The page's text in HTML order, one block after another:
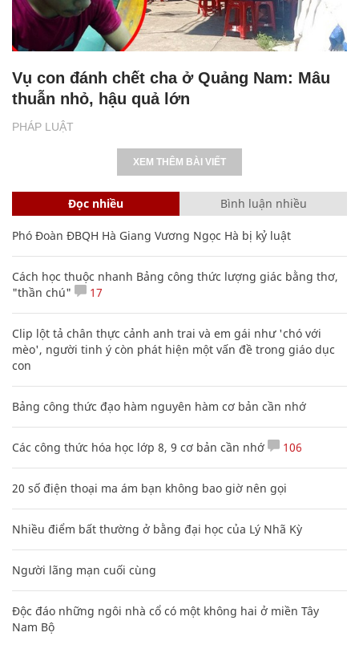
PHÁP LUẬT
Vụ con đánh chết cha ở Quảng Nam: Mâu
thuẫn nhỏ, hậu quả lớn
XEM THÊM BÀI VIẾT
Đọc nhiều Bình luận nhiều
Phó Đoàn ĐBQH Hà Giang Vương Ngọc Hà bị kỷ luật
Cách học thuộc nhanh Bảng công thức lượng giác bằng thơ,
"thần chú"
17
Clip lột tả chân thực cảnh anh trai và em gái như 'chó với
mèo', người tinh ý còn phát hiện một vấn đề trong giáo dục
con
Bảng công thức đạo hàm nguyên hàm cơ bản cần nhớ
Các công thức hóa học lớp 8, 9 cơ bản cần nhớ 106
20 số điện thoại ma ám bạn không bao giờ nên gọi
Nhiều điểm bất thường ở bằng đại học của Lý Nhã Kỳ
Người lãng mạn cuối cùng
Độc đáo những ngôi nhà cổ có một không hai ở miền Tây
Nam Bộ